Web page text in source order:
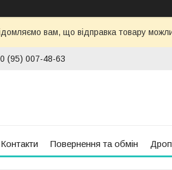
вам, що відправка товару
(95) 007-48-63
Контакти Повернення та обмін